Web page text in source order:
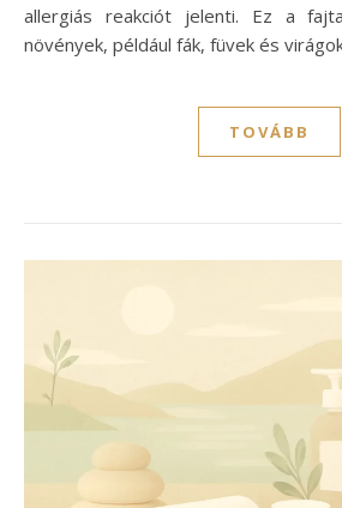
allergiás reakciót jelenti. Ez a
növények, például fák, füvek és
TOVÁBB